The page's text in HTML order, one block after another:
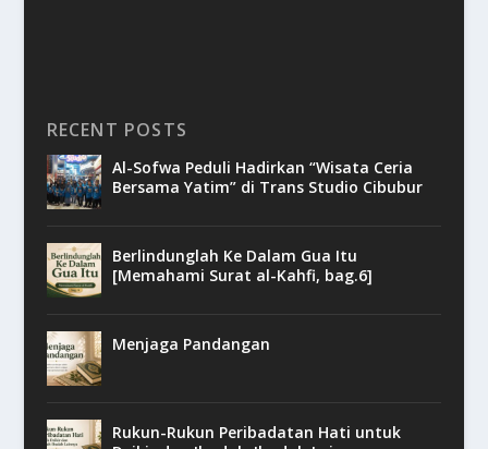
RECENT POSTS
Al-Sofwa Peduli Hadirkan “Wisata Ceria
Bersama Yatim” di Trans Studio Cibubur
Berlindunglah Ke Dalam Gua Itu
[Memahami Surat al-Kahfi, bag.6]
Menjaga Pandangan
Rukun-Rukun Peribadatan Hati untuk